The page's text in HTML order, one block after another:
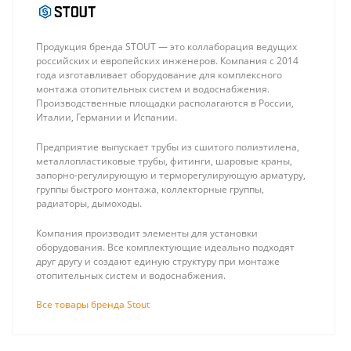
Neptun PROFI 12В
электроприводом
(жёлтый)
8 990 ₽
газовый
двухконтурный
с закрытой
камерой
90 490 ₽
Продукция бренда STOUT — это коллаборация ведущих
российских и европейских инженеров. Компания с 2014
года изготавливает оборудование для комплексного
монтажа отопительных систем и водоснабжения.
Производственные площадки располагаются в России,
Италии, Германии и Испании.
Предприятие выпускает трубы из сшитого полиэтилена,
металлопластиковые трубы, фитинги, шаровые краны,
запорно-регулирующую и терморегулирующую арматуру,
группы быстрого монтажа, коллекторные группы,
радиаторы, дымоходы.
Компания производит элементы для установки
оборудования. Все комплектующие идеально подходят
друг другу и создают единую структуру при монтаже
отопительных систем и водоснабжения.
Все товары бренда Stout